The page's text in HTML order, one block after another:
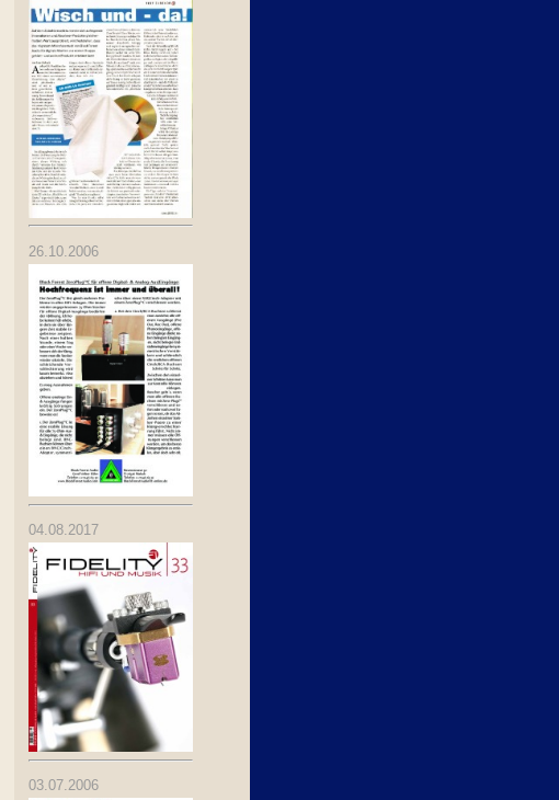
26.10.2006
04.08.2017
03.07.2006